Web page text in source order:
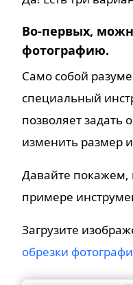
Во-первых,
фотографию.
Само собой
специальный
позволяет задать
изменить размер
Давайте покажем,
примере
Загрузите
обрезки